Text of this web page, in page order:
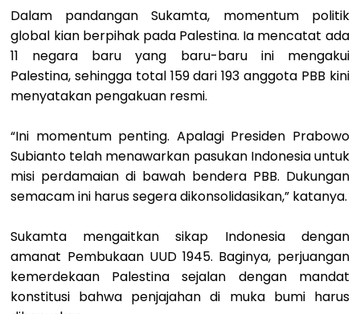
Dalam pandangan Sukamta, momentum politik
global kian berpihak pada Palestina. Ia mencatat ada
11 negara baru yang baru-baru ini mengakui
Palestina, sehingga total 159 dari 193 anggota PBB kini
menyatakan pengakuan resmi.
“Ini momentum penting. Apalagi Presiden Prabowo
Subianto telah menawarkan pasukan Indonesia untuk
misi perdamaian di bawah bendera PBB. Dukungan
semacam ini harus segera dikonsolidasikan,” katanya.
Sukamta mengaitkan sikap Indonesia dengan
amanat Pembukaan UUD 1945. Baginya, perjuangan
kemerdekaan Palestina sejalan dengan mandat
konstitusi bahwa penjajahan di muka bumi harus